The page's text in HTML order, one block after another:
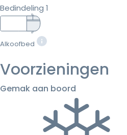
Bedindeling 1
Alkoofbed
Voorzieningen
Gemak aan boord